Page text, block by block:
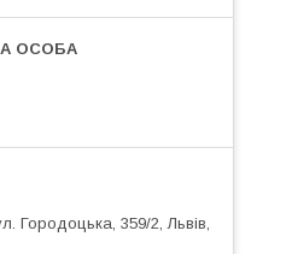
Городоцька, 359/2, Львів,